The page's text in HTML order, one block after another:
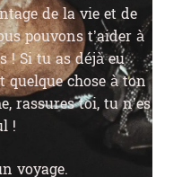
de la vie et de
pouvons t’aider à
! Si tu as déjà eu
quelque chose à ton
rassures toi, tu n’es
!
voyage.